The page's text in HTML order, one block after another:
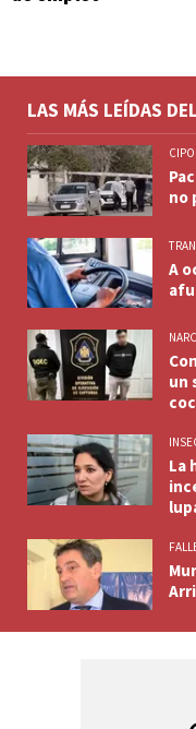
LAS MÁS LEÍDAS
no
A
un
La